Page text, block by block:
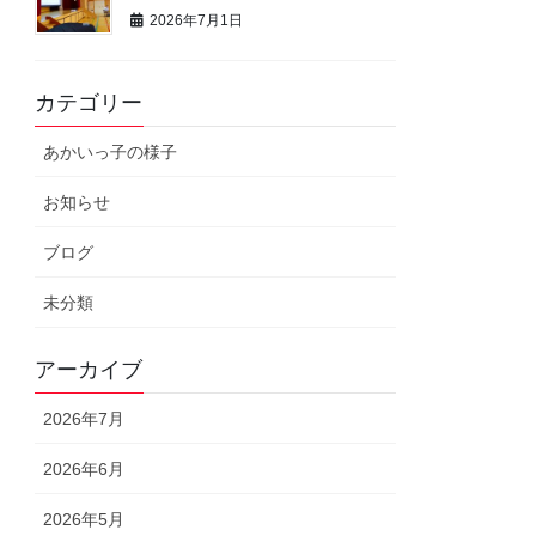
2026年7月1日
カテゴリー
あかいっ子の様子
お知らせ
ブログ
未分類
アーカイブ
2026年7月
2026年6月
2026年5月